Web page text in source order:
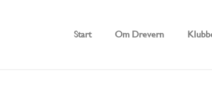
Start Om Drevern